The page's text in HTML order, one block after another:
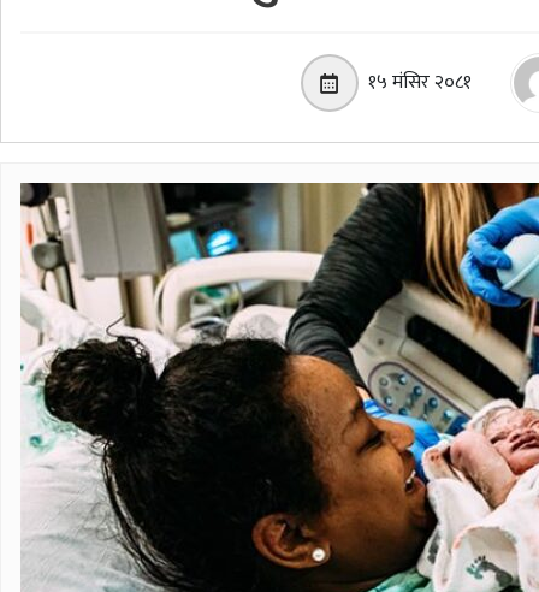
१५ मंसिर २०८१